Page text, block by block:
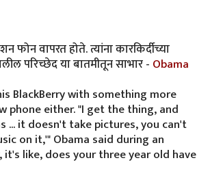
फोन वापरत होते. त्यांना कारकिर्दीच्या
परिच्छेद या बातमीतून साभार - Obama
BlackBerry with something more
either. "I get the thing, and
... it doesn't take pictures, you can't
on it,'" Obama said during an
it's like, does your three year old have